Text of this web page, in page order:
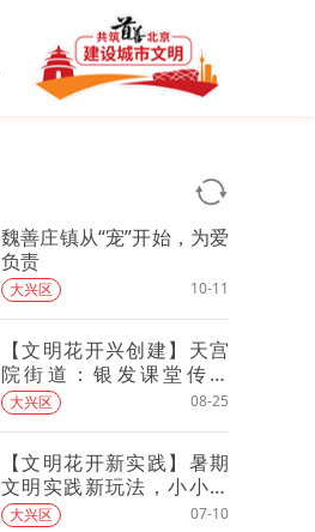
魏善庄镇从“宠”开始，为爱
负责
大兴区 10-11
【文明花开兴创建】天宫
院街道：银发课堂传新
技，巧手共创暖社区
大兴区 08-25
【文明花开新实践】暑期
文明实践新玩法，小小机
器人点燃孩子们科学热情
大兴区 07-10